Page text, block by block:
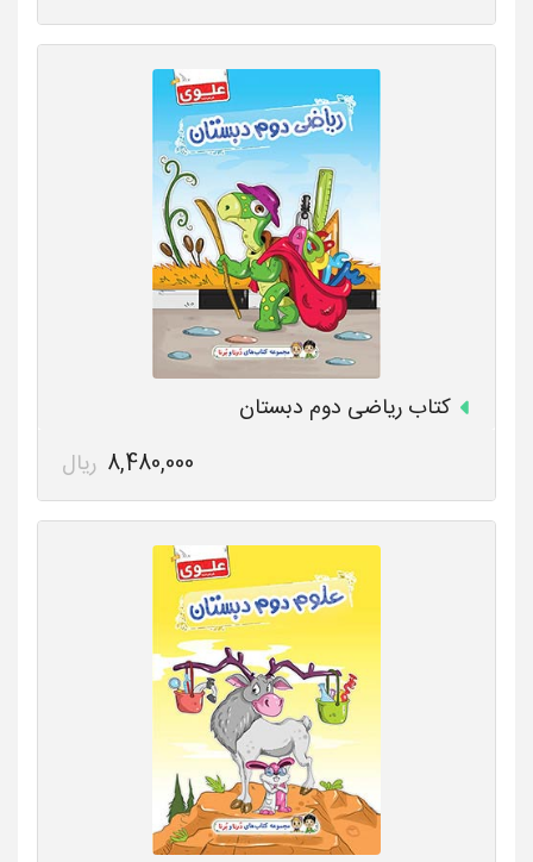
کتاب ریاضی دوم دبستان
8,480,000 ریال